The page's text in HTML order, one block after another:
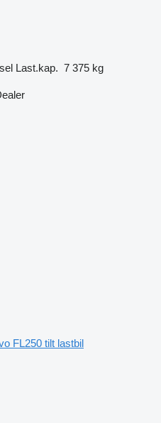
Last.kap. 7 375 kg
FL250 tilt lastbil